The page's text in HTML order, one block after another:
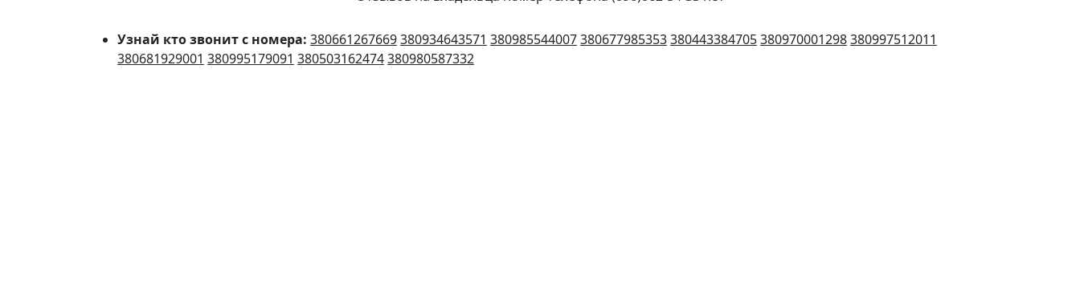
Узнай кто звонит с номера: 380661267669380934643571 380985544007380677985353380443384705380970001298380997512011
380681929001 380995179091 380503162474380980587332